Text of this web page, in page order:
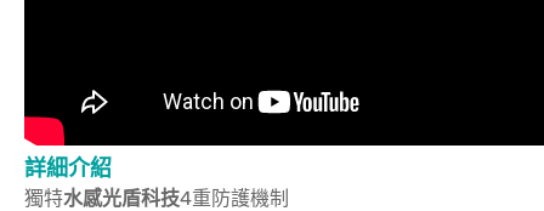
詳細介紹
獨特水感光盾科技4重防護機制